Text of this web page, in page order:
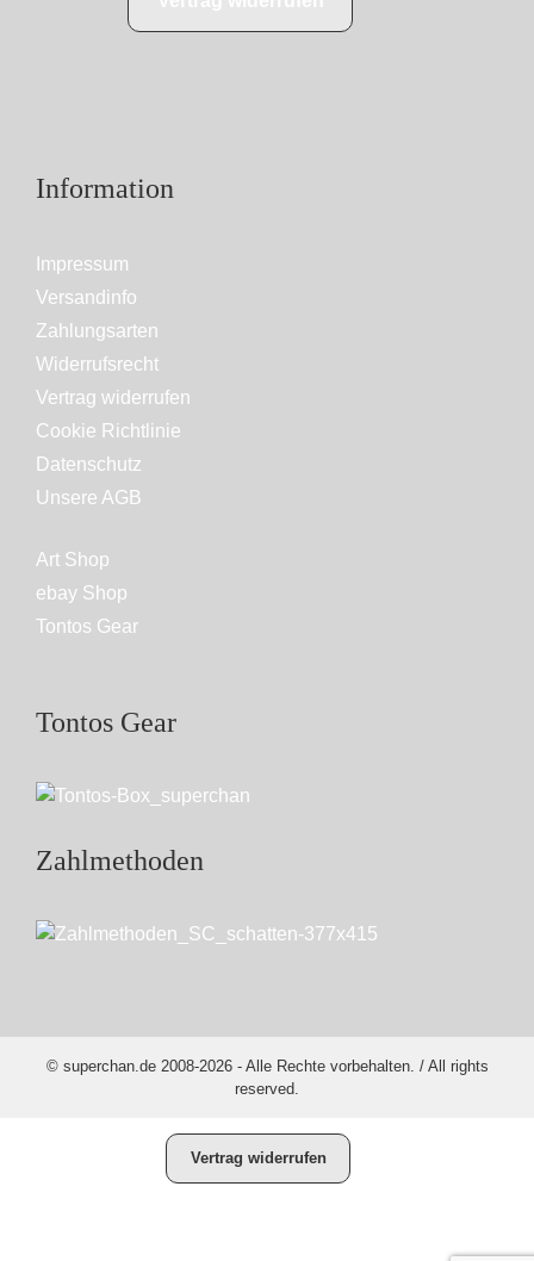
Information
Impressum
Versandinfo
Zahlungsarten
Widerrufsrecht
Vertrag widerrufen
Cookie Richtlinie
Datenschutz
Unsere AGB
Art Shop
ebay Shop
Tontos Gear
Tontos Gear
Zahlmethoden
© superchan.de 2008-2026 - Alle Rechte vorbehalten. / All rights
reserved.
Vertrag widerrufen